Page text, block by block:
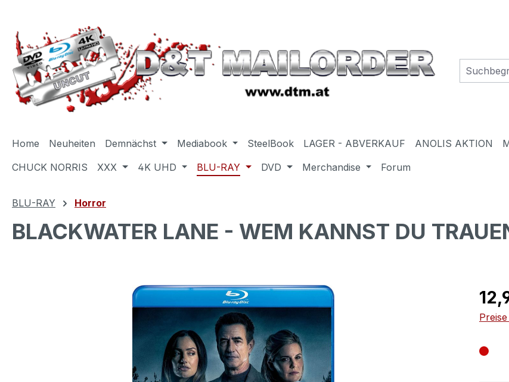
Home Neuheiten Demnächst Mediabook SteelBook LAGER - ABVERKAUF ANOLIS AKTION
CHUCK NORRIS
XXX 4K UHD BLU-RAY DVD Merchandise Forum
BLU-RAY Horror
BLACKWATER LANE - WEM KANNST DU